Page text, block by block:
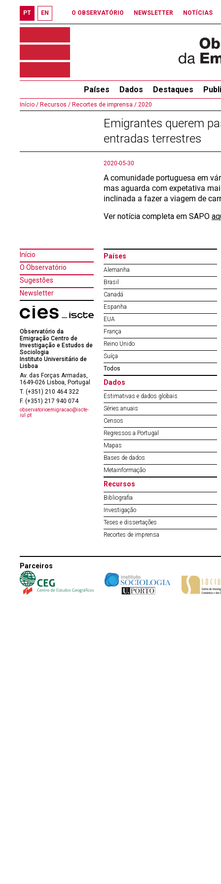
PT EN O OBSERVATÓRIO NEWSLETTER NOTÍCIAS
Países Dados Destaques
Início / Recursos / Recortes de imprensa / 2020
Emigrantes querem
entradas terrestres
2020-05-30
A comunidade portuguesa em
mas aguarda com expetativa
inclinada a fazer a viagem de
Ver notícia completa em SAPO
Início
O Observatório
Sugestões
Newsletter
Observatório da
Emigração Centro de
Investigação e Estudos de
Sociologia
Instituto Universitário de
Lisboa
Av. das Forças Armadas,
1649-026 Lisboa, Portugal
T. (+351) 210 464 322
F. (+351) 217 940 074
observatorioemigracao@iscte-
iul.pt
Países
Alemanha
Brasil
Canadá
Espanha
EUA
França
Reino Unido
Suíça
Todos
Dados
Estimativas e dados globais
Séries anuais
Censos
Regressos a Portugal
Mapas
Bases de dados
Metainformação
Recursos
Bibliografia
Investigação
Teses e dissertações
Recortes de imprensa
Parceiros